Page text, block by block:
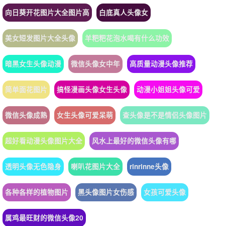
向日葵开花图片大全图片高 白底真人头像女
美女短发图片大全头像 羊粑粑花泡水喝有什么功效
暗黑女生头像动漫 微信头像女中年 高质量动漫头像推荐
简单面花图片 搞怪漫画头像女生头像 动漫小姐姐头像可爱
微信头像成熟 女生头像可爱呆萌 查头像是不是情侣头像图片
超好看动漫头像图片大全 风水上最好的微信头像有哪
透明头像无色隐身 喇叭花图片大全 rinrinne头像
各种各样的植物图片 黑头像图片女伤感 女孩可爱头像
属鸡最旺财的微信头像20